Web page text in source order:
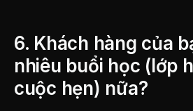
6. Khách hàng của
nhiêu buổi học (lớp
cuộc hẹn) nữa?